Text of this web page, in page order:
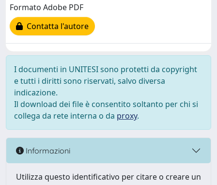
Formato Adobe PDF
Contatta l'autore
I documenti in UNITESI sono protetti da copyright
e tutti i diritti sono riservati, salvo diversa
indicazione.
Il download dei file è consentito soltanto per chi si
collega da rete interna o da proxy.
Informazioni
Utilizza questo identificativo per citare o creare un